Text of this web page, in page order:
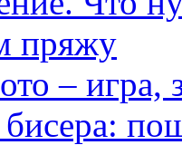
пряжу
– игра,